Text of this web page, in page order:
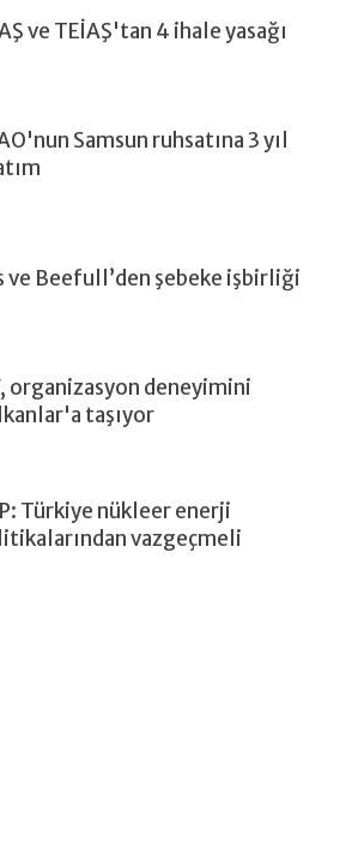
ve TEİAŞ'tan 4 ihale yasağı
Samsun ruhsatına 3 yıl
ve Beefull’den şebeke işbirliği
organizasyon deneyimini
taşıyor
Türkiye nükleer enerji
vazgeçmeli